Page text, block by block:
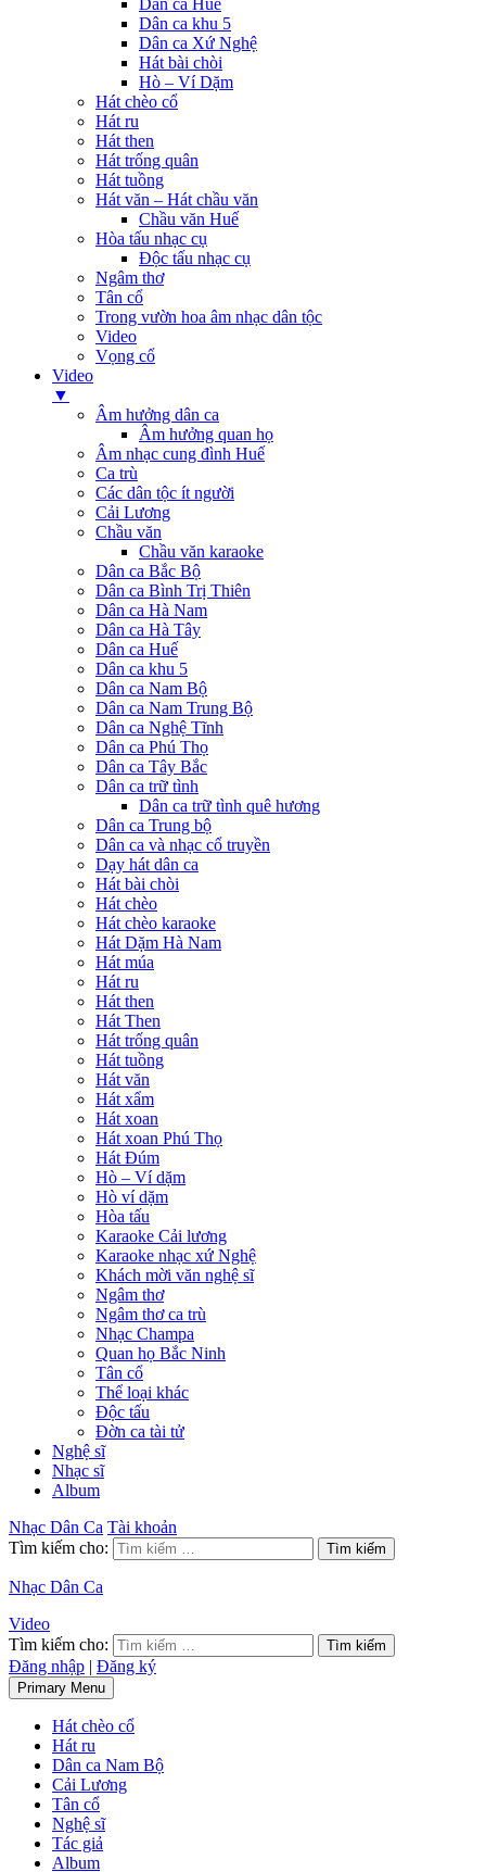
Dân ca Huế
Dân ca khu 5
Dân ca Xứ Nghệ
Hát bài chòi
Hò – Ví Dặm
Hát chèo cổ
Hát ru
Hát then
Hát trống quân
Hát tuồng
Hát văn – Hát chầu văn
Chầu văn Huế
Hòa tấu nhạc cụ
Độc tấu nhạc cụ
Ngâm thơ
Tân cổ
Trong vườn hoa âm nhạc dân tộc
Video
Vọng cổ
Video
▼
Âm hưởng dân ca
Âm hưởng quan họ
Âm nhạc cung đình Huế
Ca trù
Các dân tộc ít người
Cải Lương
Chầu văn
Chầu văn karaoke
Dân ca Bắc Bộ
Dân ca Bình Trị Thiên
Dân ca Hà Nam
Dân ca Hà Tây
Dân ca Huế
Dân ca khu 5
Dân ca Nam Bộ
Dân ca Nam Trung Bộ
Dân ca Nghệ Tĩnh
Dân ca Phú Thọ
Dân ca Tây Bắc
Dân ca trữ tình
Dân ca trữ tình quê hương
Dân ca Trung bộ
Dân ca và nhạc cổ truyền
Dạy hát dân ca
Hát bài chòi
Hát chèo
Hát chèo karaoke
Hát Dặm Hà Nam
Hát múa
Hát ru
Hát then
Hát Then
Hát trống quân
Hát tuồng
Hát văn
Hát xẩm
Hát xoan
Hát xoan Phú Thọ
Hát Đúm
Hò – Ví dặm
Hò ví dặm
Hòa tấu
Karaoke Cải lương
Karaoke nhạc xứ Nghệ
Khách mời văn nghệ sĩ
Ngâm thơ
Ngâm thơ ca trù
Nhạc Champa
Quan họ Bắc Ninh
Tân cổ
Thể loại khác
Độc tấu
Đờn ca tài tử
Nghệ sĩ
Nhạc sĩ
Album
Nhạc Dân Ca Tài khoản
Tìm kiếm cho:
Nhạc Dân Ca
Video
Tìm kiếm cho:
Đăng nhập | Đăng ký
Primary Menu
Hát chèo cổ
Hát ru
Dân ca Nam Bộ
Cải Lương
Tân cổ
Nghệ sĩ
Tác giả
Album